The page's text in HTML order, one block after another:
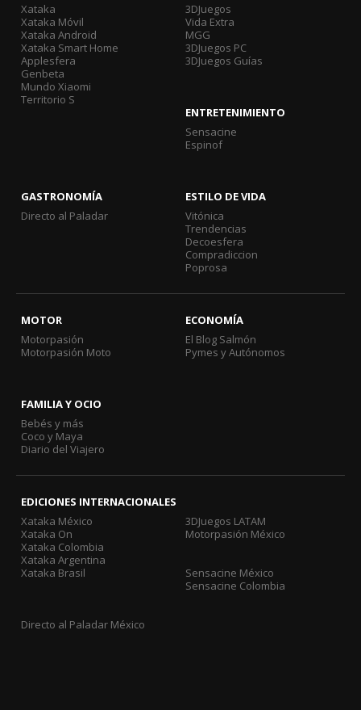
Xataka
Xataka Móvil
Xataka Android
Xataka Smart Home
Applesfera
Genbeta
Mundo Xiaomi
Territorio S
3DJuegos
Vida Extra
MGG
3DJuegos PC
3DJuegos Guías
ENTRETENIMIENTO
Sensacine
Espinof
GASTRONOMÍA
Directo al Paladar
ESTILO DE VIDA
Vitónica
Trendencias
Decoesfera
Compradiccion
Poprosa
MOTOR
Motorpasión
Motorpasión Moto
ECONOMÍA
El Blog Salmón
Pymes y Autónomos
FAMILIA Y OCIO
Bebés y más
Coco y Maya
Diario del Viajero
EDICIONES INTERNACIONALES
Xataka México
Xataka On
Xataka Colombia
Xataka Argentina
Xataka Brasil
3DJuegos LATAM
Motorpasión México
Sensacine México
Sensacine Colombia
Directo al Paladar México